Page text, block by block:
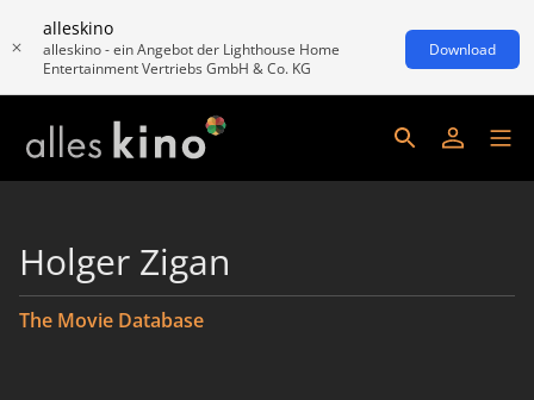
alleskino
alleskino - ein Angebot der Lighthouse Home
Entertainment Vertriebs GmbH & Co. KG
Download
Holger Zigan
The Movie Database